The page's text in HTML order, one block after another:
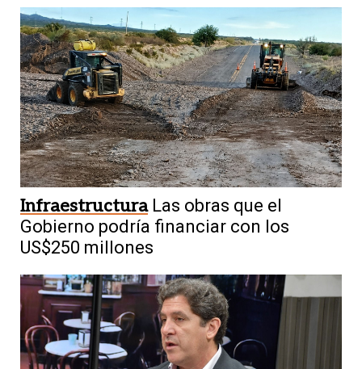
Infraestructura Las obras que el
Gobierno podría financiar con los
US$250 millones